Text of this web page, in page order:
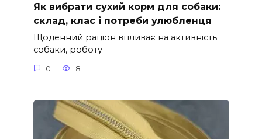
Як вибрати сухий корм для собаки:
склад, клас і потреби улюбленця
Щоденний раціон впливає на активність
собаки, роботу
0 8